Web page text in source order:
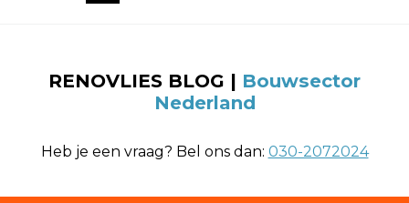
RENOVLIES BLOG | Bouwsector
Nederland
Heb je een vraag? Bel ons dan: 030-2072024